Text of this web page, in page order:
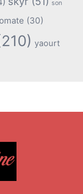
son
(30)
yaourt